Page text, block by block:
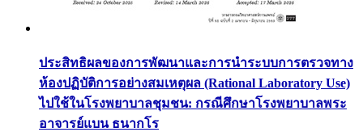
ประสิทธิผลของการพัฒนาและการนําระบบการตรวจทาง
ห้องปฏิบัติการอย่างสมเหตุผล (Rational Laboratory Use)
ไปใช้ในโรงพยาบาลชุมชน: กรณีศึกษาโรงพยาบาลพระ
อาจารย์แบน ธนากโร